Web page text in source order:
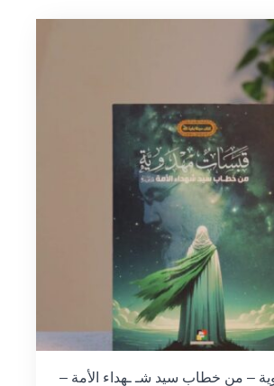
– من خطاب سيد شـ ـهداء الأمة –